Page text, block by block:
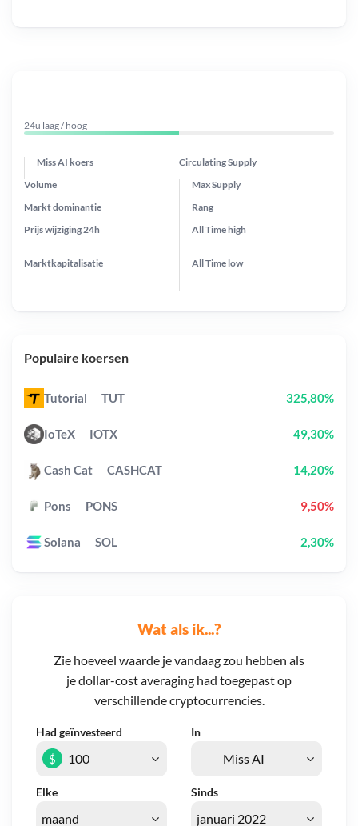
Wat als ik...?
Zie hoeveel waarde je vandaag zou hebben als
je dollar-cost averaging had toegepast op
verschillende cryptocurrencies.
Had geïnvesteerd In
Elke Sinds
$
24u laag / hoog
Miss AI koers Circulating Supply
Prijs wijziging 24h
Max Supply
Markt dominantie
Marktkapitalisatie
Volume
Rang
All Timehigh
All Time low
Populaire koersen
Tutorial TUT 325,80%
IoTeX IOTX 49,30%
Cash Cat CASHCAT 14,20%
Pons PONS 9,50%
Solana SOL 2,30%